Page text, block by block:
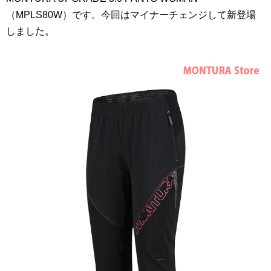
（MPLS80W）です。今回はマイナーチェンジして新登場
しました。